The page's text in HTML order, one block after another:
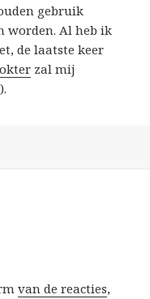
gebruik
worden. Al heb ik
de laatste keer
zal mij
van de reacties,